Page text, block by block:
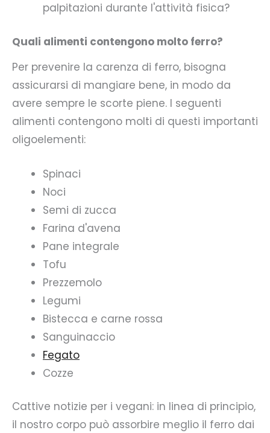
palpitazioni durante l'attività fisica?
Quali alimenti contengono molto ferro?
Per prevenire la carenza di ferro, bisogna
assicurarsi di mangiare bene, in modo da
avere sempre le scorte piene. I seguenti
alimenti contengono molti di questi importanti
oligoelementi:
Spinaci
Noci
Semi di zucca
Farina d'avena
Pane integrale
Tofu
Prezzemolo
Legumi
Bistecca e carne rossa
Sanguinaccio
Fegato
Cozze
Cattive notizie per i vegani: in linea di principio,
il nostro corpo può assorbire meglio il ferro dai